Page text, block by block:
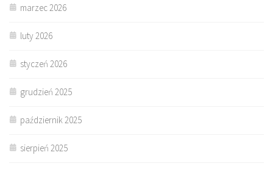
marzec 2026
luty 2026
styczeń 2026
grudzień 2025
październik 2025
sierpień 2025